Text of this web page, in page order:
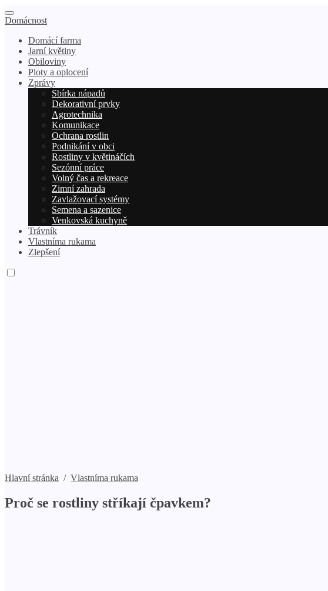
Domácnost
Domácí farma
Jarní květiny
Obiloviny
Ploty a oplocení
Zprávy
Sbírka nápadů
Dekorativní prvky
Agrotechnika
Komunikace
Ochrana rostlin
Podnikání v obci
Rostliny v květináčích
Sezónní práce
Volný čas a rekreace
Zimní zahrada
Zavlažovací systémy
Semena a sazenice
Venkovská kuchyně
Trávník
Vlastníma rukama
Zlepšení
Hlavní stránka / Vlastníma rukama
Proč se rostliny stříkají čpavkem?